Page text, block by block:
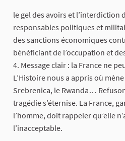
le gel des avoirs et l’interdiction
responsables politiques et
des sanctions économiques
bénéficiant de l’occupation et
4. Message clair : la France ne
L’Histoire nous a appris où
Srebrenica, le Rwanda…
tragédie s’éternise. La France,
l’homme, doit rappeler qu’elle
l’inacceptable.